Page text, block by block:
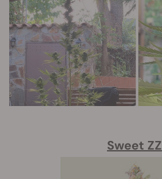
Sweet ZZ